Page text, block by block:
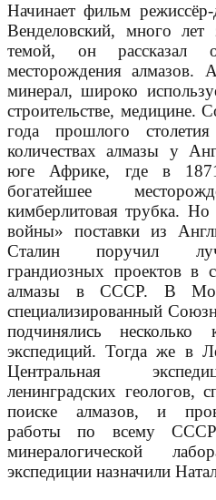
Начинает фильм режиссёр-
Венделовский, много лет
темой, он рассказал
месторождения алмазов.
минерал, широко
строительстве, медицине.
года прошлого
количествах алмазы у
юге Африке, где в
богатейшее
кимберлитовая трубка. Но
войны» поставки из
Сталин поручил
грандиозных проектов в
алмазы в СССР. В
специализированный
подчинялись несколько
экспедиций. Тогда же в
Центральная
ленинградских геологов,
поиске алмазов, и
работы по всему
минералогической
экспедиции назначили